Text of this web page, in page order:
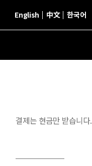
English 中文 한국어
결제는 현금만 받습니다.